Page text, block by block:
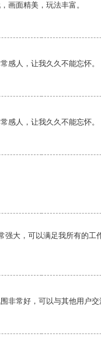
画面精美，玩法丰富。
感人，让我久久不能忘怀。
感人，让我久久不能忘怀。
强大，可以满足我所有的工
非常好，可以与其他用户交